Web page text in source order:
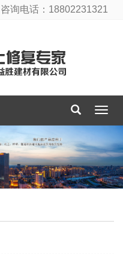
咨询电话：18802231321
导
单